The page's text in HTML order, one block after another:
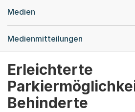
Medien
Medienmitteilungen
Erleichterte
Behinderte